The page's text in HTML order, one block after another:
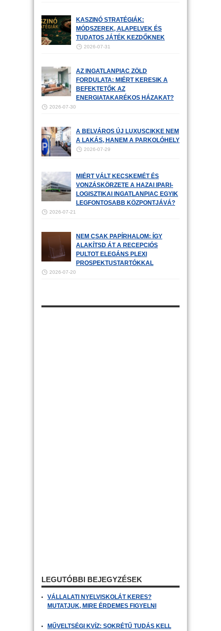
KASZINÓ STRATÉGIÁK:
MÓDSZEREK, ALAPELVEK ÉS
TUDATOS JÁTÉK KEZDŐKNEK
2026-07-31
AZ INGATLANPIAC ZÖLD
FORDULATA: MIÉRT KERESIK A
BEFEKTETŐK AZ
ENERGIATAKARÉKOS HÁZAKAT?
2026-07-30
A BELVÁROS ÚJ LUXUSCIKKE NEM
A LAKÁS, HANEM A PARKOLÓHELY
2026-07-29
MIÉRT VÁLT KECSKEMÉT ÉS
VONZÁSKÖRZETE A HAZAI IPARI-
LOGISZTIKAI INGATLANPIAC EGYIK
LEGFONTOSABB KÖZPONTJÁVÁ?
2026-07-21
NEM CSAK PAPÍRHALOM: ÍGY
ALAKÍTSD ÁT A RECEPCIÓS
PULTOT ELEGÁNS PLEXI
PROSPEKTUSTARTÓKKAL
2026-07-20
LEGUTÓBBI BEJEGYZÉSEK
VÁLLALATI NYELVISKOLÁT KERES?
MUTATJUK, MIRE ÉRDEMES FIGYELNI
MŰVELTSÉGI KVÍZ: SOKRÉTŰ TUDÁS KELL